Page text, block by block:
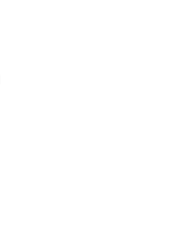
5 z 5 hvězdiček.
5 z 5 hvězdiček.